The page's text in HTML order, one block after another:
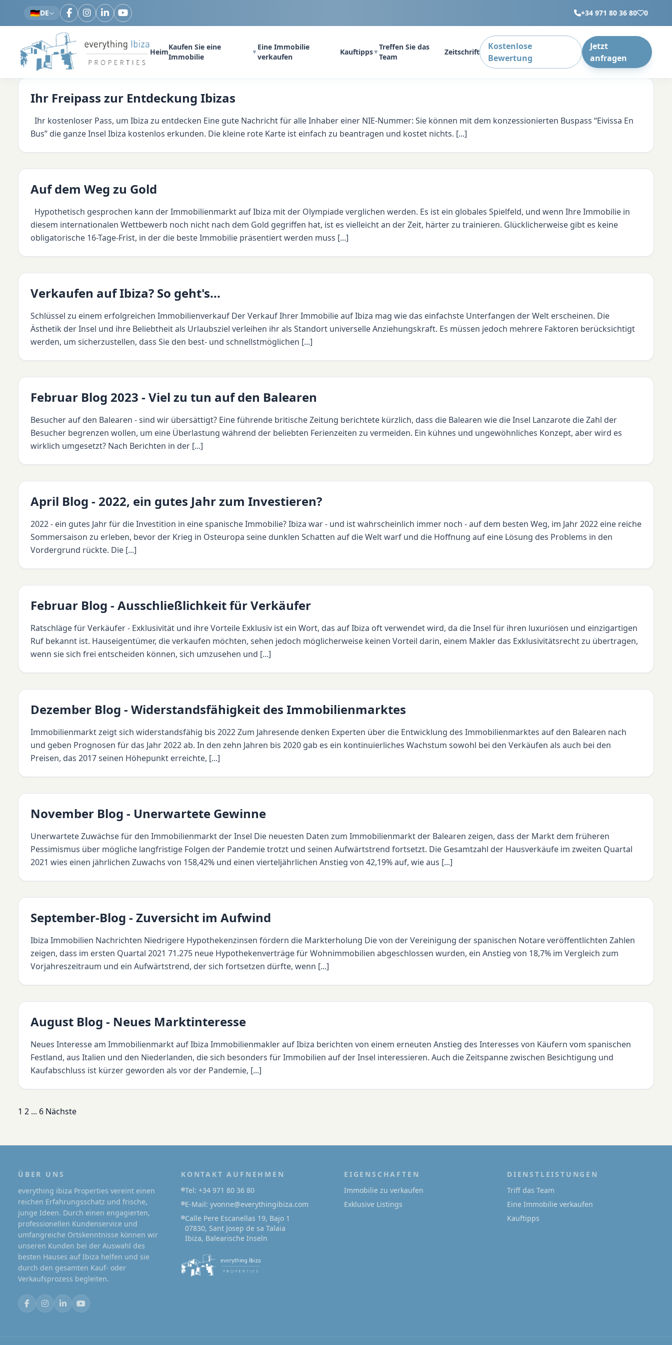
Zum Hauptinhalt springen
🇩🇪DE +34 971 80 36 80 0
Heim
Kaufen Sie eine
Immobilie
▼
Eine Immobilie
verkaufen
Kauftipps▼
Treffen Sie das
Team
Zeitschrift
Kostenlose
Bewertung
Jetzt
anfragen
Ihr Freipass zur Entdeckung Ibizas
Ihr kostenloser Pass, um Ibiza zu entdecken Eine gute Nachricht für alle Inhaber einer NIE-Nummer: Sie können mit dem konzessionierten Buspass “Eivissa En
Bus” die ganze Insel Ibiza kostenlos erkunden. Die kleine rote Karte ist einfach zu beantragen und kostet nichts. [...]
Auf dem Weg zu Gold
Hypothetisch gesprochen kann der Immobilienmarkt auf Ibiza mit der Olympiade verglichen werden. Es ist ein globales Spielfeld, und wenn Ihre Immobilie in
diesem internationalen Wettbewerb noch nicht nach dem Gold gegriffen hat, ist es vielleicht an der Zeit, härter zu trainieren. Glücklicherweise gibt es keine
obligatorische 16-Tage-Frist, in der die beste Immobilie präsentiert werden muss [...]
Verkaufen auf Ibiza? So geht's...
Schlüssel zu einem erfolgreichen Immobilienverkauf Der Verkauf Ihrer Immobilie auf Ibiza mag wie das einfachste Unterfangen der Welt erscheinen. Die
Ästhetik der Insel und ihre Beliebtheit als Urlaubsziel verleihen ihr als Standort universelle Anziehungskraft. Es müssen jedoch mehrere Faktoren berücksichtigt
werden, um sicherzustellen, dass Sie den best- und schnellstmöglichen [...]
Februar Blog 2023 - Viel zu tun auf den Balearen
Besucher auf den Balearen - sind wir übersättigt? Eine führende britische Zeitung berichtete kürzlich, dass die Balearen wie die Insel Lanzarote die Zahl der
Besucher begrenzen wollen, um eine Überlastung während der beliebten Ferienzeiten zu vermeiden. Ein kühnes und ungewöhnliches Konzept, aber wird es
wirklich umgesetzt? Nach Berichten in der [...]
April Blog - 2022, ein gutes Jahr zum Investieren?
2022 - ein gutes Jahr für die Investition in eine spanische Immobilie? Ibiza war - und ist wahrscheinlich immer noch - auf dem besten Weg, im Jahr 2022 eine reiche
Sommersaison zu erleben, bevor der Krieg in Osteuropa seine dunklen Schatten auf die Welt warf und die Hoffnung auf eine Lösung des Problems in den
Vordergrund rückte. Die [...]
Februar Blog - Ausschließlichkeit für Verkäufer
Ratschläge für Verkäufer - Exklusivität und ihre Vorteile Exklusiv ist ein Wort, das auf Ibiza oft verwendet wird, da die Insel für ihren luxuriösen und einzigartigen
Ruf bekannt ist. Hauseigentümer, die verkaufen möchten, sehen jedoch möglicherweise keinen Vorteil darin, einem Makler das Exklusivitätsrecht zu übertragen,
wenn sie sich frei entscheiden können, sich umzusehen und [...]
Dezember Blog - Widerstandsfähigkeit des Immobilienmarktes
Immobilienmarkt zeigt sich widerstandsfähig bis 2022 Zum Jahresende denken Experten über die Entwicklung des Immobilienmarktes auf den Balearen nach
und geben Prognosen für das Jahr 2022 ab. In den zehn Jahren bis 2020 gab es ein kontinuierliches Wachstum sowohl bei den Verkäufen als auch bei den
Preisen, das 2017 seinen Höhepunkt erreichte, [...]
November Blog - Unerwartete Gewinne
Unerwartete Zuwächse für den Immobilienmarkt der Insel Die neuesten Daten zum Immobilienmarkt der Balearen zeigen, dass der Markt dem früheren
Pessimismus über mögliche langfristige Folgen der Pandemie trotzt und seinen Aufwärtstrend fortsetzt. Die Gesamtzahl der Hausverkäufe im zweiten Quartal
2021 wies einen jährlichen Zuwachs von 158,42% und einen vierteljährlichen Anstieg von 42,19% auf, wie aus [...]
September-Blog - Zuversicht im Aufwind
Ibiza Immobilien Nachrichten Niedrigere Hypothekenzinsen fördern die Markterholung Die von der Vereinigung der spanischen Notare veröffentlichten Zahlen
zeigen, dass im ersten Quartal 2021 71.275 neue Hypothekenverträge für Wohnimmobilien abgeschlossen wurden, ein Anstieg von 18,7% im Vergleich zum
Vorjahreszeitraum und ein Aufwärtstrend, der sich fortsetzen dürfte, wenn [...]
August Blog - Neues Marktinteresse
Neues Interesse am Immobilienmarkt auf Ibiza Immobilienmakler auf Ibiza berichten von einem erneuten Anstieg des Interesses von Käufern vom spanischen
Festland, aus Italien und den Niederlanden, die sich besonders für Immobilien auf der Insel interessieren. Auch die Zeitspanne zwischen Besichtigung und
Kaufabschluss ist kürzer geworden als vor der Pandemie, [...]
Seitennummerierung
1 2 ... 6 Nächste
ÜBER UNS
everything ibiza Properties vereint einen
reichen Erfahrungsschatz und frische,
junge Ideen. Durch einen engagierten,
professionellen Kundenservice und
umfangreiche Ortskenntnisse können wir
unseren Kunden bei der Auswahl des
besten Hauses auf Ibiza helfen und sie
durch den gesamten Kauf- oder
Verkaufsprozess begleiten.
KONTAKT AUFNEHMEN
Tel: +34 971 80 36 80
E-Mail: yvonne@everythingibiza.com
Calle Pere Escanellas 19, Bajo 1
07830, Sant Josep de sa Talaia
Ibiza, Balearische Inseln
EIGENSCHAFTEN
Immobilie zu verkaufen
Exklusive Listings
DIENSTLEISTUNGEN
Triff das Team
Eine Immobilie verkaufen
Kauftipps